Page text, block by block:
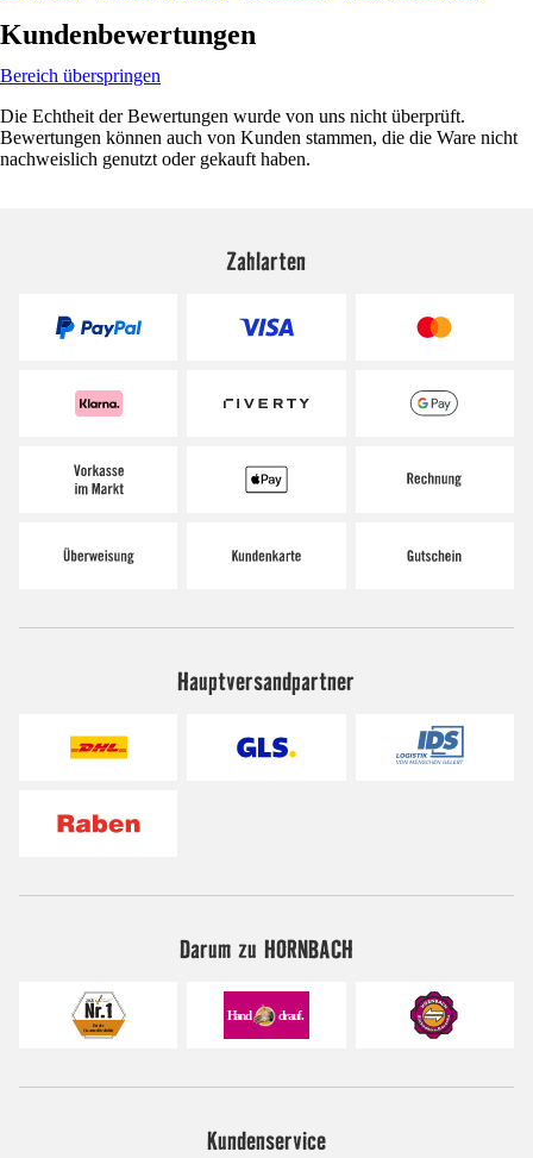
Kundenbewertungen
Bereich überspringen
Die Echtheit der Bewertungen wurde von uns nicht überprüft.
Bewertungen können auch von Kunden stammen, die die Ware nicht
nachweislich genutzt oder gekauft haben.
Zahlarten
Hauptversandpartner
Darum zu HORNBACH
Kundenservice